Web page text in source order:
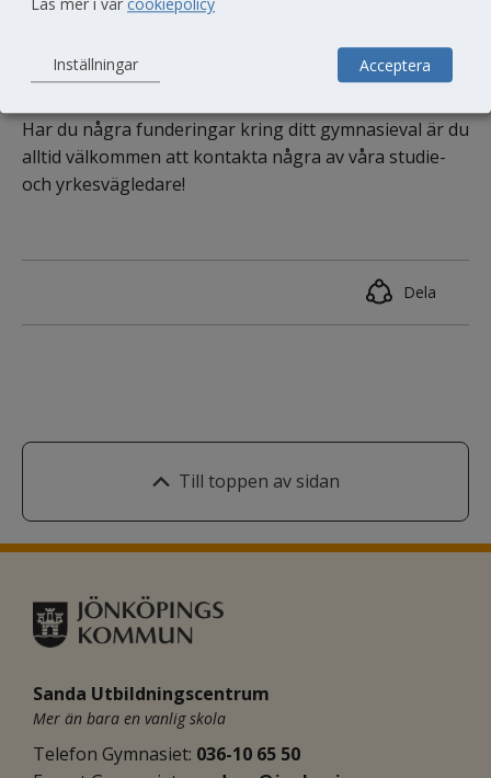
18.20 Ekonomiprogrammet
Länk till annan
Har du några funderingar kring ditt gymnasieval är du
alltid välkommen att kontakta några av våra studie-
och yrkesvägledare!
Dela
Till toppen av sidan
Sanda Utbildningscentrum
Mer än bara en vanlig skola
Telefon Gymnasiet: 036-10 65 50
Inställningar Acceptera